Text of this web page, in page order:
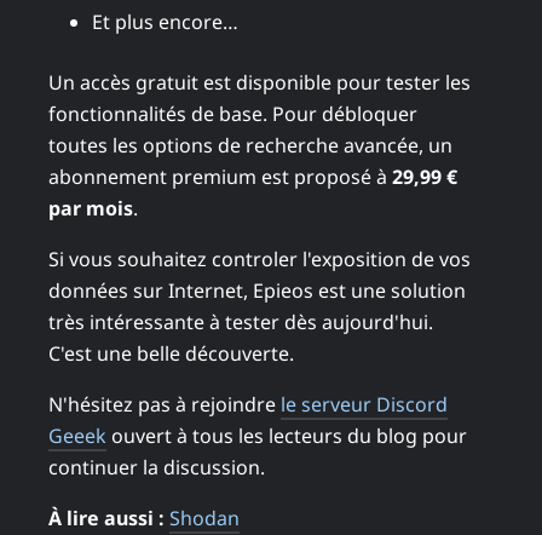
Et plus encore…
Un accès gratuit est disponible pour tester les
fonctionnalités de base. Pour débloquer
toutes les options de recherche avancée, un
abonnement premium est proposé à 29,99 €
par mois.
Si vous souhaitez controler l'exposition de vos
données sur Internet, Epieos est une solution
très intéressante à tester dès aujourd'hui.
C'est une belle découverte.
N'hésitez pas à rejoindre le serveur Discord
Geeek ouvert à tous les lecteurs du blog pour
continuer la discussion.
À lire aussi : Shodan